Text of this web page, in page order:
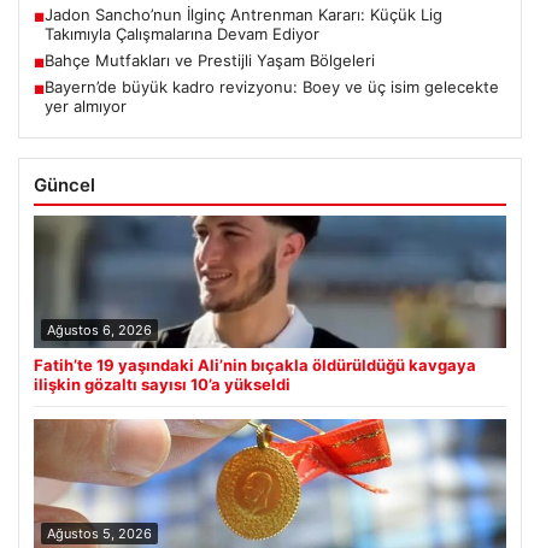
■Jadon Sancho’nun İlginç Antrenman Kararı: Küçük Lig
Takımıyla Çalışmalarına Devam Ediyor
■Bahçe Mutfakları ve Prestijli Yaşam Bölgeleri
■Bayern’de büyük kadro revizyonu: Boey ve üç isim gelecekte
yer almıyor
Güncel
Ağustos 6, 2026
Fatih’te 19 yaşındaki Ali’nin bıçakla öldürüldüğü kavgaya
ilişkin gözaltı sayısı 10’a yükseldi
Ağustos 5, 2026